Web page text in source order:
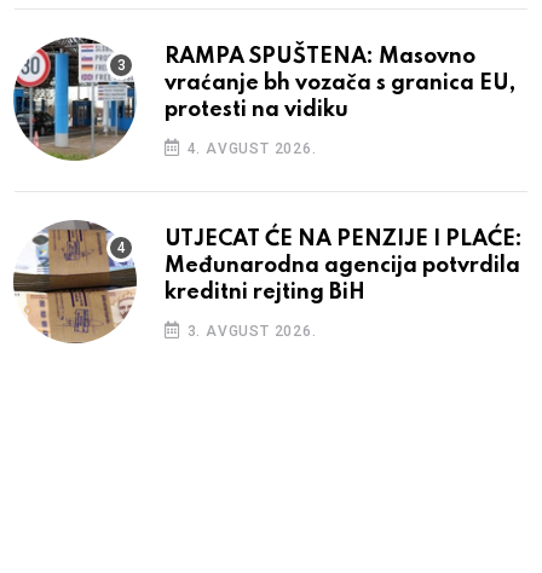
RAMPA SPUŠTENA: Masovno
vraćanje bh vozača s granica EU,
protesti na vidiku
4. AVGUST 2026.
UTJECAT ĆE NA PENZIJE I PLAĆE:
Međunarodna agencija potvrdila
kreditni rejting BiH
3. AVGUST 2026.